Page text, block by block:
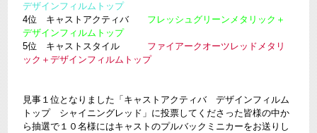
デザインフィルムトップ
4位 キャストアクティバ
フレッシュグリーンメタリック＋
デザインフィルムトップ
5位 キャストスタイル ファイアークオーツレッドメタリ
ック＋デザインフィルムトップ
見事１位となりました「キャストアクティバ デザインフィルム
トップ シャイニングレッド」に投票してくださった皆様の中か
ら抽選で１０名様にはキャストのプルバックミニカーをお送りし